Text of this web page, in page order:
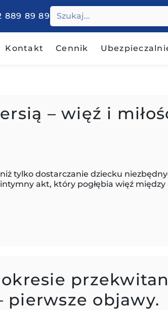
889 89 89
Kontakt Cennik
– więź i
tylko dostarczanie dziecku
akt, który pogłębia więź
pierwsze objawy.